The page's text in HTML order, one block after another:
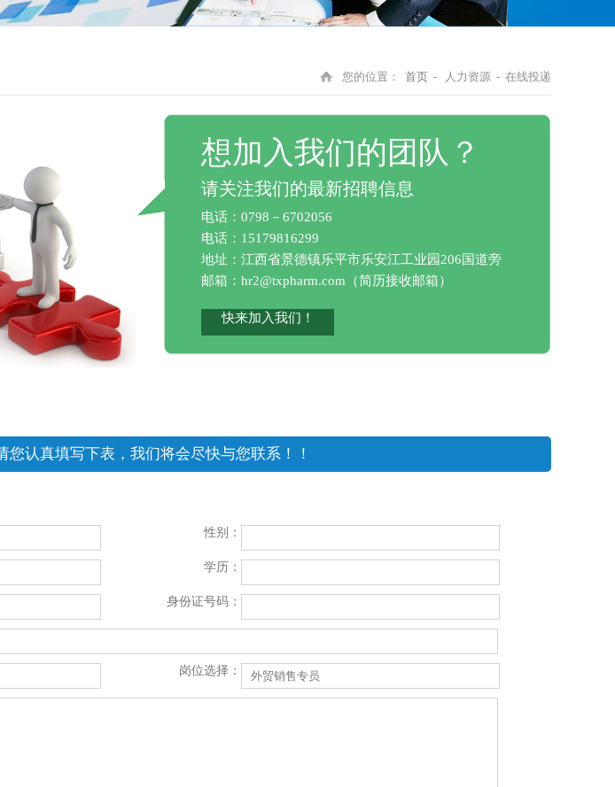
您的位置： 首页 - 人力资源 - 在线投递
想加入我们的团队？
请关注我们的最新招聘信息
电话：0798－6702056
电话：15179816299
地址：江西省景德镇乐平市乐安江工业园206国道旁
邮箱： hr2@txpharm.com （简历接收邮箱）
快来加入我们！
您认真填写下表，我们将会尽快与您联系！！
性别：
学历：
身份证号码：
岗位选择：